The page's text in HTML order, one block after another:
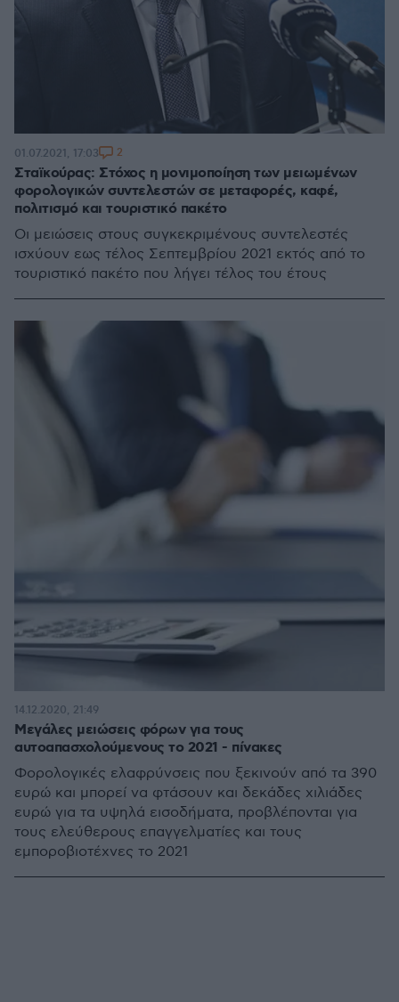
Σταϊκούρας: Στόχος η μονιμοποίηση των μειωμένων
φορολογικών συντελεστών σε μεταφορές, καφέ,
πολιτισμό και τουριστικό πακέτο
Oι μειώσεις στους συγκεκριμένους συντελεστές
ισχύουν εως τέλος Σεπτεμβρίου 2021 εκτός από το
τουριστικό πακέτο που λήγει τέλος του έτους
01.07.2021, 17:03 2
Μεγάλες μειώσεις φόρων για τους
αυτοαπασχολούμενους το 2021 - πίνακες
Φορολογικές ελαφρύνσεις που ξεκινούν από τα 390
ευρώ και μπορεί να φτάσουν και δεκάδες χιλιάδες
ευρώ για τα υψηλά εισοδήματα, προβλέπονται για
τους ελεύθερους επαγγελματίες και τους
εμποροβιοτέχνες το 2021
14.12.2020, 21:49